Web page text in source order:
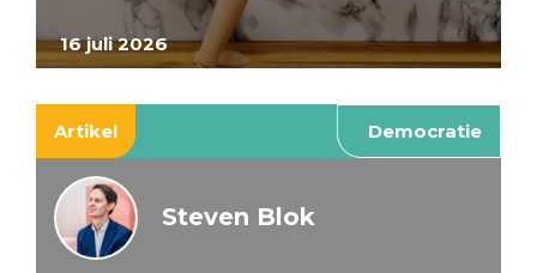
16 juli 2026
Artikel Democratie
Steven Blok